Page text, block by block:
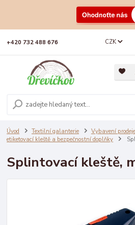
CZK
+420 732 488 676
Úvod Textilní galanterie Vybavení
etiketovací kleště a bezpečnostní doplňky
Splintovací kleště,